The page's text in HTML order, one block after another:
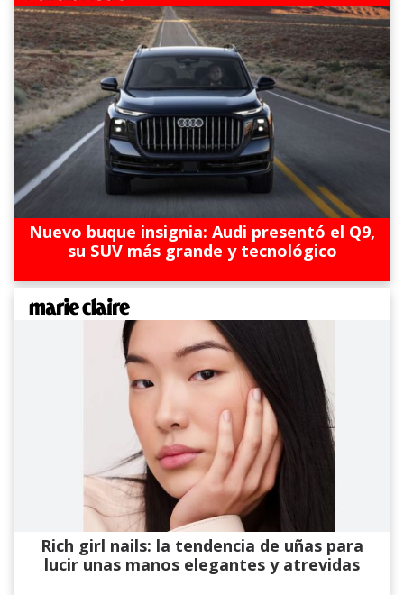
Nuevo buque insignia: Audi presentó el Q9,
su SUV más grande y tecnológico
Rich girl nails: la tendencia de uñas para
lucir unas manos elegantes y atrevidas